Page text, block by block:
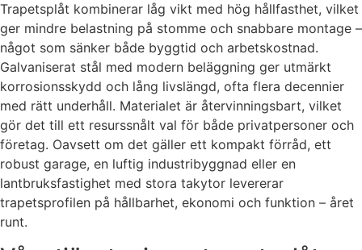
Trapetsplåt kombinerar låg vikt med hög hållfasthet, vilket
ger mindre belastning på stomme och snabbare montage –
något som sänker både byggtid och arbetskostnad.
Galvaniserat stål med modern beläggning ger utmärkt
korrosionsskydd och lång livslängd, ofta flera decennier
med rätt underhåll. Materialet är återvinningsbart, vilket
gör det till ett resurssnålt val för både privatpersoner och
företag. Oavsett om det gäller ett kompakt förråd, ett
robust garage, en luftig industribyggnad eller en
lantbruksfastighet med stora takytor levererar
trapetsprofilen på hållbarhet, ekonomi och funktion – året
runt.